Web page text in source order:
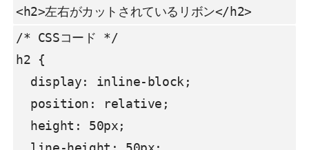
<h2>左右がカットされているリボン</h2>
/* CSSコード */
h2 {